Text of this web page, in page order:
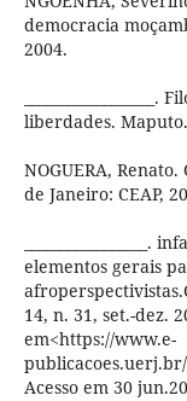
democracia
2004.
liberdades.
NOGUERA,
de Janeiro: CEAP,
elementos gerais
14, n. 31, set.-dez.
em<https://www.e-
Acesso em 30